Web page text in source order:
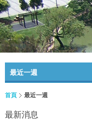
最近一週
首頁 最近一週
最新消息